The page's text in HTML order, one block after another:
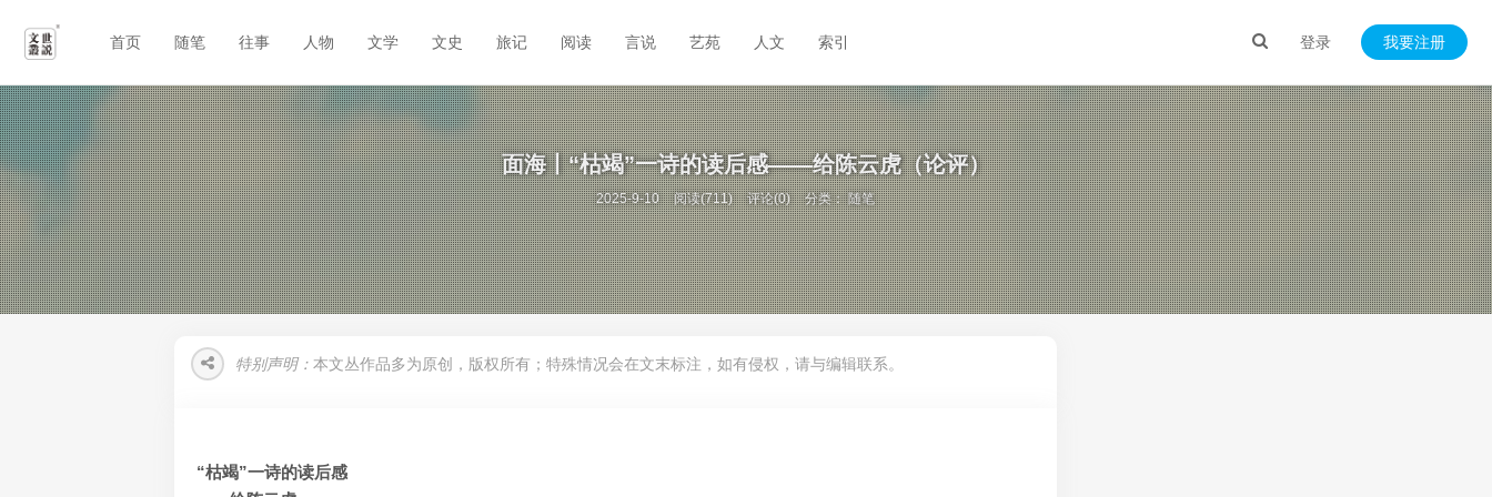
登录 我要注册
首页 随笔 往事 人物 文学 文史 旅记 阅读 言说 艺苑 人文 索引
面海丨“枯竭”一诗的读后感——给陈云虎（论评）
2025-9-10 阅读(711) 评论(0) 分类：随笔
特别声明： 本文丛作品多为原创，版权所有；特殊情况会在文末标注，如有侵权，请与编辑联系。
“枯竭”一诗的读后感